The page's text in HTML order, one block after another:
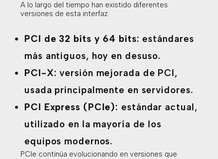
A lo largo del tiempo han existido diferentes
versiones de esta interfaz:
PCI de 32 bits y 64 bits: estándares
más antiguos, hoy en desuso.
PCI-X: versión mejorada de PCI,
usada principalmente en servidores.
PCI Express (PCIe): estándar actual,
utilizado en la mayoría de los
equipos modernos.
PCIe continúa evolucionando en versiones que